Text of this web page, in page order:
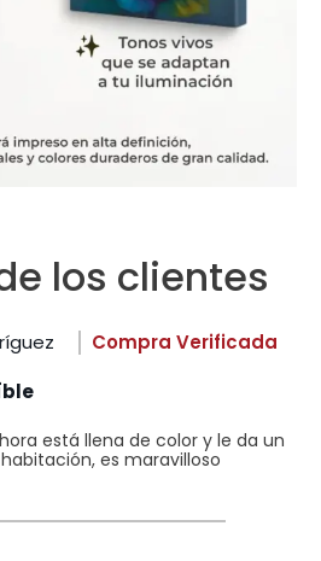
los clientes
Compra Verificada
está llena de color y le da un
es maravilloso